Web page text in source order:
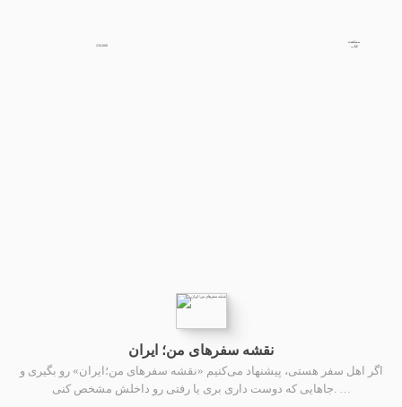
250,000
مشاهده
کتاب
نقشه سفرهای من؛ ایران
اگر اهل سفر هستی، پیشنهاد می‌کنیم «نقشه سفرهای من؛ایران» رو بگیری و
جاهایی که دوست داری بری یا رفتی رو داخلش مشخص کنی. …